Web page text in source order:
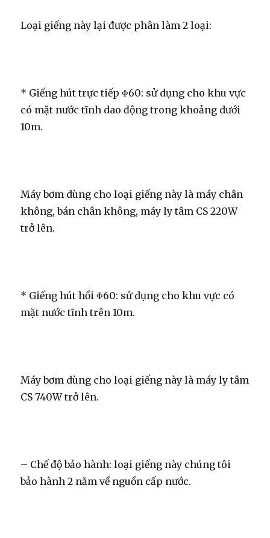
Loại giếng này lại được phân làm 2 loại:
* Giếng hút trực tiếp Φ60: sử dụng cho khu vực
có mặt nước tĩnh dao động trong khoảng dưới
10m.
Máy bơm dùng cho loại giếng này là máy chân
không, bán chân không, máy ly tâm CS 220W
trở lên.
* Giếng hút hồi Φ60: sử dụng cho khu vực có
mặt nước tĩnh trên 10m.
Máy bơm dùng cho loại giếng này là máy ly tâm
CS 740W trở lên.
– Chế độ bảo hành: loại giếng này chúng tôi
bảo hành 2 năm về nguồn cấp nước.